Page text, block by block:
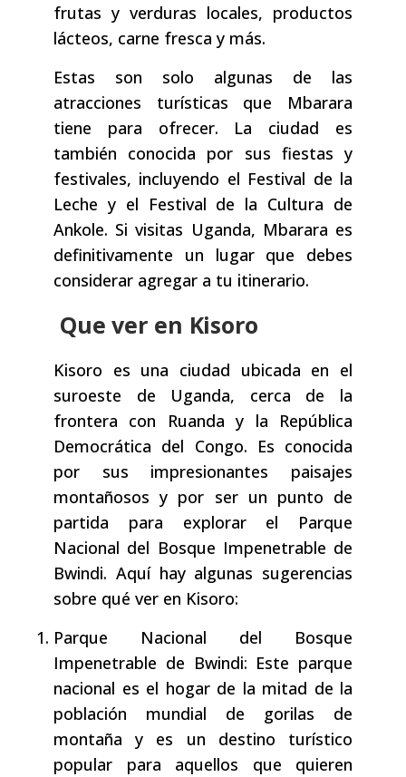
frutas y verduras locales, productos
lácteos, carne fresca y más.
Estas son solo algunas de las
atracciones turísticas que Mbarara
tiene para ofrecer. La ciudad es
también conocida por sus fiestas y
festivales, incluyendo el Festival de la
Leche y el Festival de la Cultura de
Ankole. Si visitas Uganda, Mbarara es
definitivamente un lugar que debes
considerar agregar a tu itinerario.
Que ver en Kisoro
Kisoro es una ciudad ubicada en el
suroeste de Uganda, cerca de la
frontera con Ruanda y la República
Democrática del Congo. Es conocida
por sus impresionantes paisajes
montañosos y por ser un punto de
partida para explorar el Parque
Nacional del Bosque Impenetrable de
Bwindi. Aquí hay algunas sugerencias
sobre qué ver en Kisoro:
Parque Nacional del Bosque
Impenetrable de Bwindi: Este parque
nacional es el hogar de la mitad de la
población mundial de gorilas de
montaña y es un destino turístico
popular para aquellos que quieren